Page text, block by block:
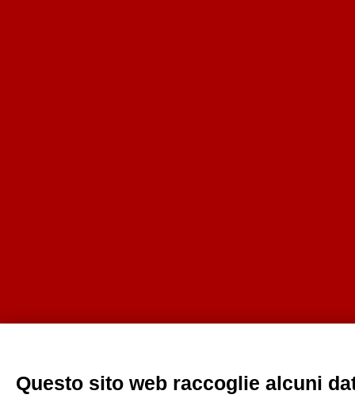
Questo sito web raccoglie alcuni